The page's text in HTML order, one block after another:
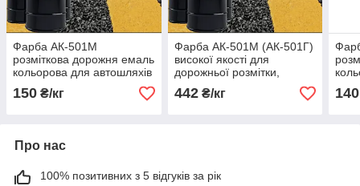
Фарба АК-501М
розміткова дорожня емаль
кольорова для автошляхів
150 ₴/кг
Фарба АК-501М (АК-501Г)
високої якості для
дорожньої розмітки,
бордюрів, автобанів
442₴/кг 140
Про нас
100% позитивних з 5 відгуків за рік